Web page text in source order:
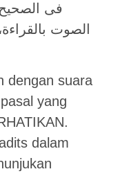
فى
الصوت
dengan suara
yang
dalam